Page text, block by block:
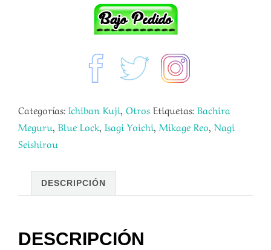
Categorías: Ichiban Kuji, Otros Etiquetas: Bachira
Meguru, Blue Lock, Isagi Yoichi, Mikage Reo, Nagi
Seishirou
DESCRIPCIÓN
DESCRIPCIÓN